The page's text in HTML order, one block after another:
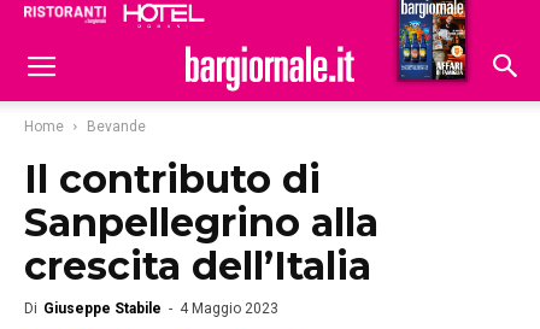
Hoteldomani
Home Bevande
Il contributo di
Sanpellegrino alla
crescita dell’Italia
Di Giuseppe Stabile - 4 Maggio 2023